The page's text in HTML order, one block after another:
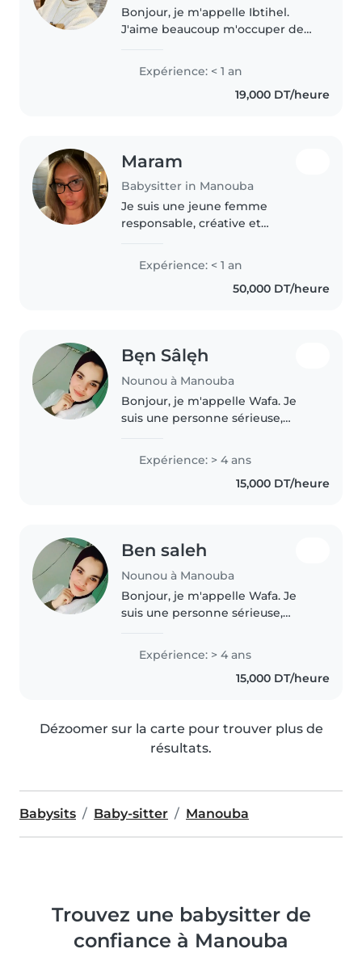
Bonjour, je m'appelle Ibtihel.
J'aime beaucoup m'occuper des
handball pour des enfants, ce
qui m'a permis de développer..
Expérience: < 1 an
19,000 DT/heure
Maram
Babysitter in Manouba
Je suis une jeune femme
responsable, créative et
s'occuper de vos enfants. Je
parle couramment anglais, arabe,
espagnol et français. J'ai une
Expérience: < 1 an
50,000 DT/heure
Bęn Sâlęh
Nounou à Manouba
Bonjour, je m'appelle Wafa. Je
suis une personne sérieuse,
m'occuper des enfants et aider
les autres. J'ai de l'expérience
dans l'accompagnement des..
Expérience: > 4 ans
15,000 DT/heure
Ben saleh
Nounou à Manouba
Bonjour, je m'appelle Wafa. Je
suis une personne sérieuse,
m'occuper des enfants et aider
les autres. J'ai de l'expérience
dans l'accompagnement des..
Expérience: > 4 ans
15,000 DT/heure
Dézoomer sur la carte pour trouver plus de
résultats.
Babysits Baby-sitter Manouba
Trouvez une babysitter de
confiance à Manouba